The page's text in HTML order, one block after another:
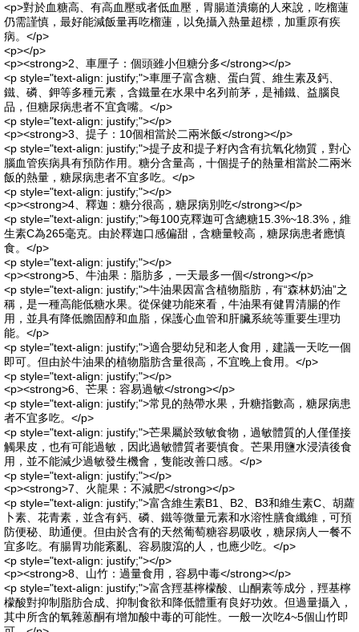
<p>對於血糖高、有高血壓或者低血壓，胃腸道潰瘍的人來說，吃榴蓮
仍需謹慎，最好能減飯量再吃榴蓮，以免攝入熱量超標，加重原有疾
病。</p>
<p></p>
<p><strong>2、車厘子：個頭雖小但糖分多</strong></p>
<p style="text-align: justify;">車厘子富含糖、蛋白質、維生素及鈣、
鐵、磷、鉀等多種元素，含鐵量在水果中名列前茅，是補鐵、益腦良
品，但糖尿病患者不宜貪嘴。</p>
<p style="text-align: justify;"></p>
<p><strong>3、提子：10個相當於二兩米飯</strong></p>
<p style="text-align: justify;">提子皮和提子籽內含有抗氧化物質，對心
腦血管疾病具有預防作用。糖分含量高，十個提子的熱量相當於二兩米
飯的熱量，糖尿病患者不宜多吃。</p>
<p style="text-align: justify;"></p>
<p><strong>4、釋迦：糖分很高，糖尿病別吃</strong></p>
<p style="text-align: justify;">每100克釋迦可含總糖15.3%~18.3%，維
生素C為265毫克。由於釋迦口感偏甜，含糖量較高，糖尿病患者應慎
食。</p>
<p style="text-align: justify;"></p>
<p><strong>5、牛油果：脂肪多，一天最多一個</strong></p>
<p style="text-align: justify;">牛油果因富含植物脂肪，有“森林奶油”之
稱，是一種高能低糖水果。從保健功能來看，牛油果有健胃清腸的作
用，並具有降低膽固醇和血脂，保護心血管和肝臟系統等重要生理功
能。</p>
<p style="text-align: justify;">適合嬰幼兒和老人食用，建議一天吃一個
即可。但由於牛油果的植物脂肪含量很高，不宜晚上食用。</p>
<p style="text-align: justify;"></p>
<p><strong>6、芒果：容易過敏</strong></p>
<p style="text-align: justify;">常見的熱帶水果，升糖指數高，糖尿病患
者不宜多吃。</p>
<p style="text-align: justify;">芒果屬於致敏食物，過敏體質的人僅僅接
觸果皮，也有可能過敏，因此過敏體質者要慎食。芒果用鹽水浸漬後食
用，並不能減少過敏發生機會，隻能改善口感。</p>
<p style="text-align: justify;"></p>
<p><strong>7、火龍果：不減肥</strong></p>
<p style="text-align: justify;">富含維生素B1、B2、B3和維生素C、胡蘿
卜素、花青素，並含有鈣、磷、鐵等微量元素和水溶性膳食纖維，可預
防便秘、助通便。但由於含有的天然葡萄糖容易吸收，糖尿病人一餐不
宜多吃。有腸胃功能紊亂、容易腹瀉的人，也應少吃。</p>
<p style="text-align: justify;"></p>
<p><strong>8、山竹：過量食用，容易中毒</strong></p>
<p style="text-align: justify;">富含羥基檸檬酸、山酮素等成分，羥基檸
檬酸對抑制脂肪合成、抑制食欲和降低體重有良好功效。但過量攝入，
其中所含的氧雜蒽酮有增加酸中毒的可能性。一般一次吃4~5個山竹即